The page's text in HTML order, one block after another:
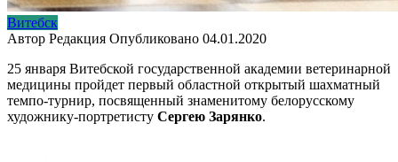
Витебск
Автор Редакция Опубликовано 04.01.2020
25 января Витебской государственной академии ветеринарной
медицины пройдет первый областной открытый шахматный
темпо-турнир, посвященный знаменитому белорусскому
художнику-портретисту Сергею Зарянко.